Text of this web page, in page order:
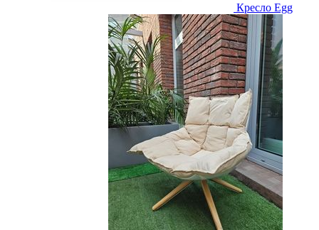
Кресло Egg